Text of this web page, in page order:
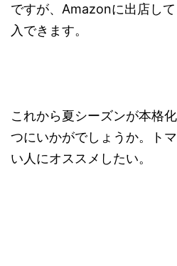
ですが、Amazonに出店し
入できます。
これから夏シーズンが本格
つにいかがでしょうか。ト
い人にオススメしたい。